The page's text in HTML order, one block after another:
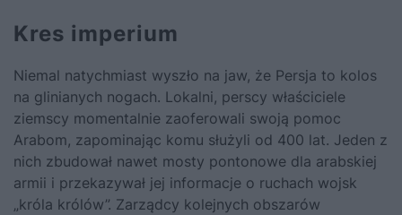
Kres imperium
Niemal natychmiast wyszło na jaw, że Persja to kolos
na glinianych nogach. Lokalni, perscy właściciele
ziemscy momentalnie zaoferowali swoją pomoc
Arabom, zapominając komu służyli od 400 lat. Jeden z
nich zbudował nawet mosty pontonowe dla arabskiej
armii i przekazywał jej informacje o ruchach wojsk
„króla królów”. Zarządcy kolejnych obszarów